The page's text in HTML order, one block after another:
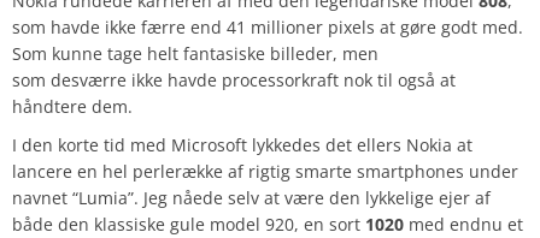
som havde ikke færre end 41 millioner pixels at gøre godt med.
Som kunne tage helt fantasiske billeder, men
som desværre ikke havde processorkraft nok til også at
håndtere dem.
I den korte tid med Microsoft lykkedes det ellers Nokia at
lancere en hel perlerække af rigtig smarte smartphones under
navnet “Lumia”. Jeg nåede selv at være den lykkelige ejer af
både den klassiske gule model 920, en sort 1020 med endnu et